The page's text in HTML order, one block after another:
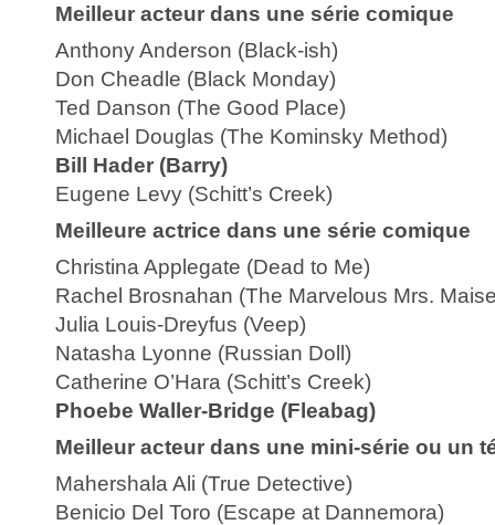
Meilleur acteur dans une série comique
Anthony Anderson (Black-ish)
Don Cheadle (Black Monday)
Ted Danson (The Good Place)
Michael Douglas (The Kominsky Method)
Bill Hader (Barry)
Eugene Levy (Schitt’s Creek)
Meilleure actrice dans une série comique
Christina Applegate (Dead to Me)
Rachel Brosnahan (The Marvelous Mrs.
Julia Louis-Dreyfus (Veep)
Natasha Lyonne (Russian Doll)
Catherine O’Hara (Schitt’s Creek)
Phoebe Waller-Bridge (Fleabag)
Meilleur acteur dans une mini-série ou un
Mahershala Ali (True Detective)
Benicio Del Toro (Escape at Dannemora)